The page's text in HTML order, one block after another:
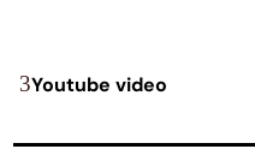
Youtube video